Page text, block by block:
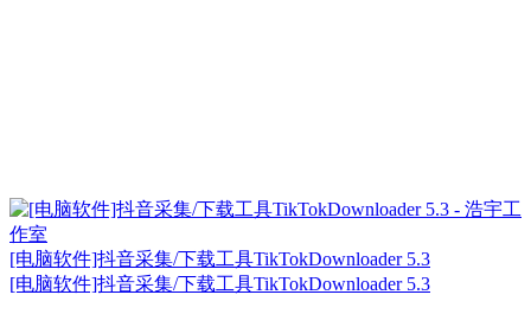
[电脑软件]抖音采集/下载工具TikTokDownloader 5.3
[电脑软件]抖音采集/下载工具TikTokDownloader 5.3